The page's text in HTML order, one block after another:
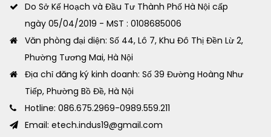
Do Sở Kế Hoạch và Đầu Tư Thành Phố Hà Nội cấp
ngày 05/04/2019 - MST : 0108685006
Văn phòng đại diện: Số 44, Lô 7, Khu Đô Thị Đền Lừ 2,
Phường Tương Mai, Hà Nội
Địa chỉ đăng ký kinh doanh: Số 39 Đường Hoàng Như
Tiếp, Phường Bồ Đề, Hà Nội
Hotline: 086.675.2969-0989.559.211
Email: etech.indus19@gmail.com